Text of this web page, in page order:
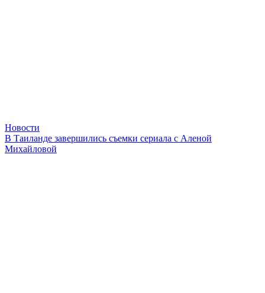
Новости
В Таиланде завершились съемки сериала с Аленой
Михайловой